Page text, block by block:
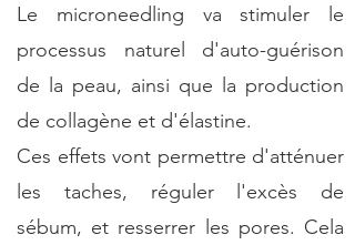
Le microneedling va stimuler le
processus naturel d'auto-guérison
de la peau, ainsi que la production
de collagène et d'élastine.
Ces effets vont permettre d'atténuer
les taches, réguler l'excès de
sébum, et resserrer les pores. Cela